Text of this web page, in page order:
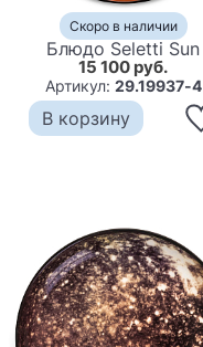
Скоро в наличии
Блюдо Seletti Sun
15 100 руб.
Артикул: 29.19937-4
В корзину